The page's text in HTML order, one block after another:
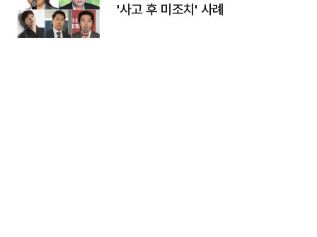
'사고 후 미조치' 사례